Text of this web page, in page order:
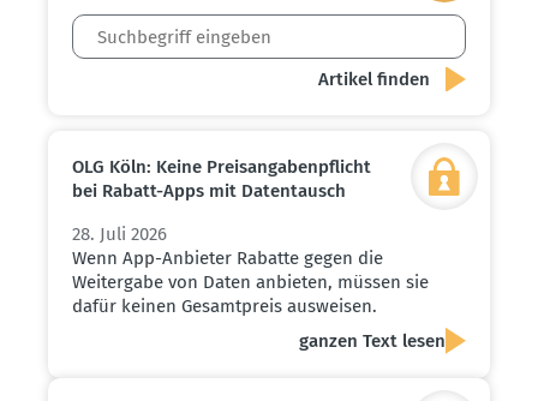
OLG Köln: Keine Preis­an­ga­ben­pflicht
bei Rabatt-Apps mit Daten­tausch
28. Juli 2026
Wenn App-Anbieter Rabatte gegen die
Weitergabe von Daten anbieten, müssen sie
dafür keinen Gesamtpreis ausweisen.
ganzen Text lesen